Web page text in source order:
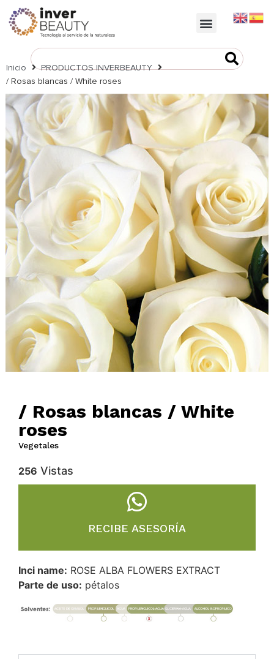
https://inverbeauty.com/
Inicio
PRODUCTOS INVERBEAUTY
/ Rosas blancas / White roses
/ Rosas blancas / White
roses
Vegetales
256 Vistas
RECIBE ASESORÍA
Inci name: ROSE ALBA FLOWERS EXTRACT
Parte de uso: pétalos